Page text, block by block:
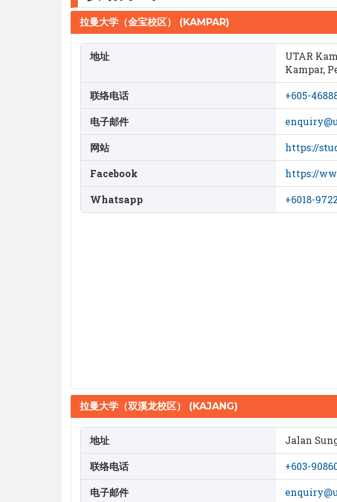
拉曼大学（金宝校区） (KAMPAR)
地址
UTAR
Kampar,
联络电话 +605-
电子邮件
网站 https://
Facebook https://
Whatsapp +6018-
拉曼大学（双溪龙校区） (KAJANG)
地址 Jalan
联络电话 +603-
电子邮件